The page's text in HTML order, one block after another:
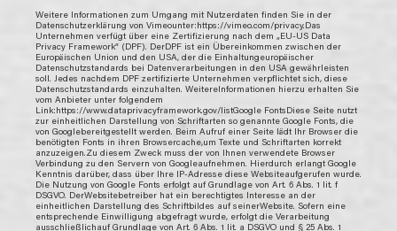
Weitere Informationen zum Umgang mit Nutzerdaten finden Sie in der
Datenschutzerklärung von Vimeounter:https://vimeo.com/privacy.Das
Unternehmen verfügt über eine Zertifizierung nach dem „EU-US Data
Privacy Framework“ (DPF). DerDPF ist ein Übereinkommen zwischen der
Europäischen Union und den USA, der die Einhaltungeuropäischer
Datenschutzstandards bei Datenverarbeitungen in den USA gewährleisten
soll. Jedes nachdem DPF zertifizierte Unternehmen verpflichtet sich, diese
Datenschutzstandards einzuhalten. WeitereInformationen hierzu erhalten Sie
vom Anbieter unter folgendem
Link:https://www.dataprivacyframework.gov/listGoogle FontsDiese Seite nutzt
zur einheitlichen Darstellung von Schriftarten so genannte Google Fonts, die
von Googlebereitgestellt werden. Beim Aufruf einer Seite lädt Ihr Browser die
benötigten Fonts in ihren Browsercache,um Texte und Schriftarten korrekt
anzuzeigen.Zu diesem Zweck muss der von Ihnen verwendete Browser
Verbindung zu den Servern von Googleaufnehmen. Hierdurch erlangt Google
Kenntnis darüber, dass über Ihre IP-Adresse diese Websiteaufgerufen wurde.
Die Nutzung von Google Fonts erfolgt auf Grundlage von Art. 6 Abs. 1 lit. f
DSGVO. DerWebsitebetreiber hat ein berechtigtes Interesse an der
einheitlichen Darstellung des Schriftbildes auf seinerWebsite. Sofern eine
entsprechende Einwilligung abgefragt wurde, erfolgt die Verarbeitung
ausschließlichauf Grundlage von Art. 6 Abs. 1 lit. a DSGVO und § 25 Abs. 1